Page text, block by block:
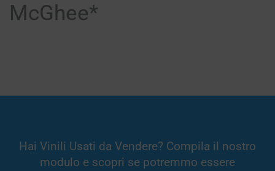
McGhee*
Hai Vinili Usati da Vendere? Compila il nostro
modulo e scopri se potremmo essere